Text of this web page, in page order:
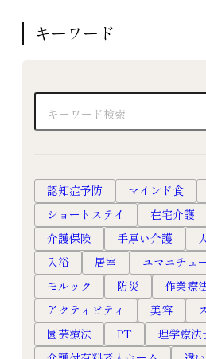
キーワード
認知症予防 マインド食
ショートステイ
在宅介護
介護保険
手厚い介護
入浴
居室 ユマニチュ
モルック
防災
作業療
アクティビティ
美容
園芸療法
PT 理学療法